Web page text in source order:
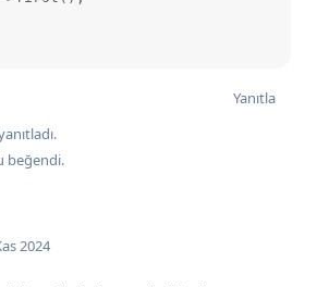
Yanıtla
beğendi.
2024